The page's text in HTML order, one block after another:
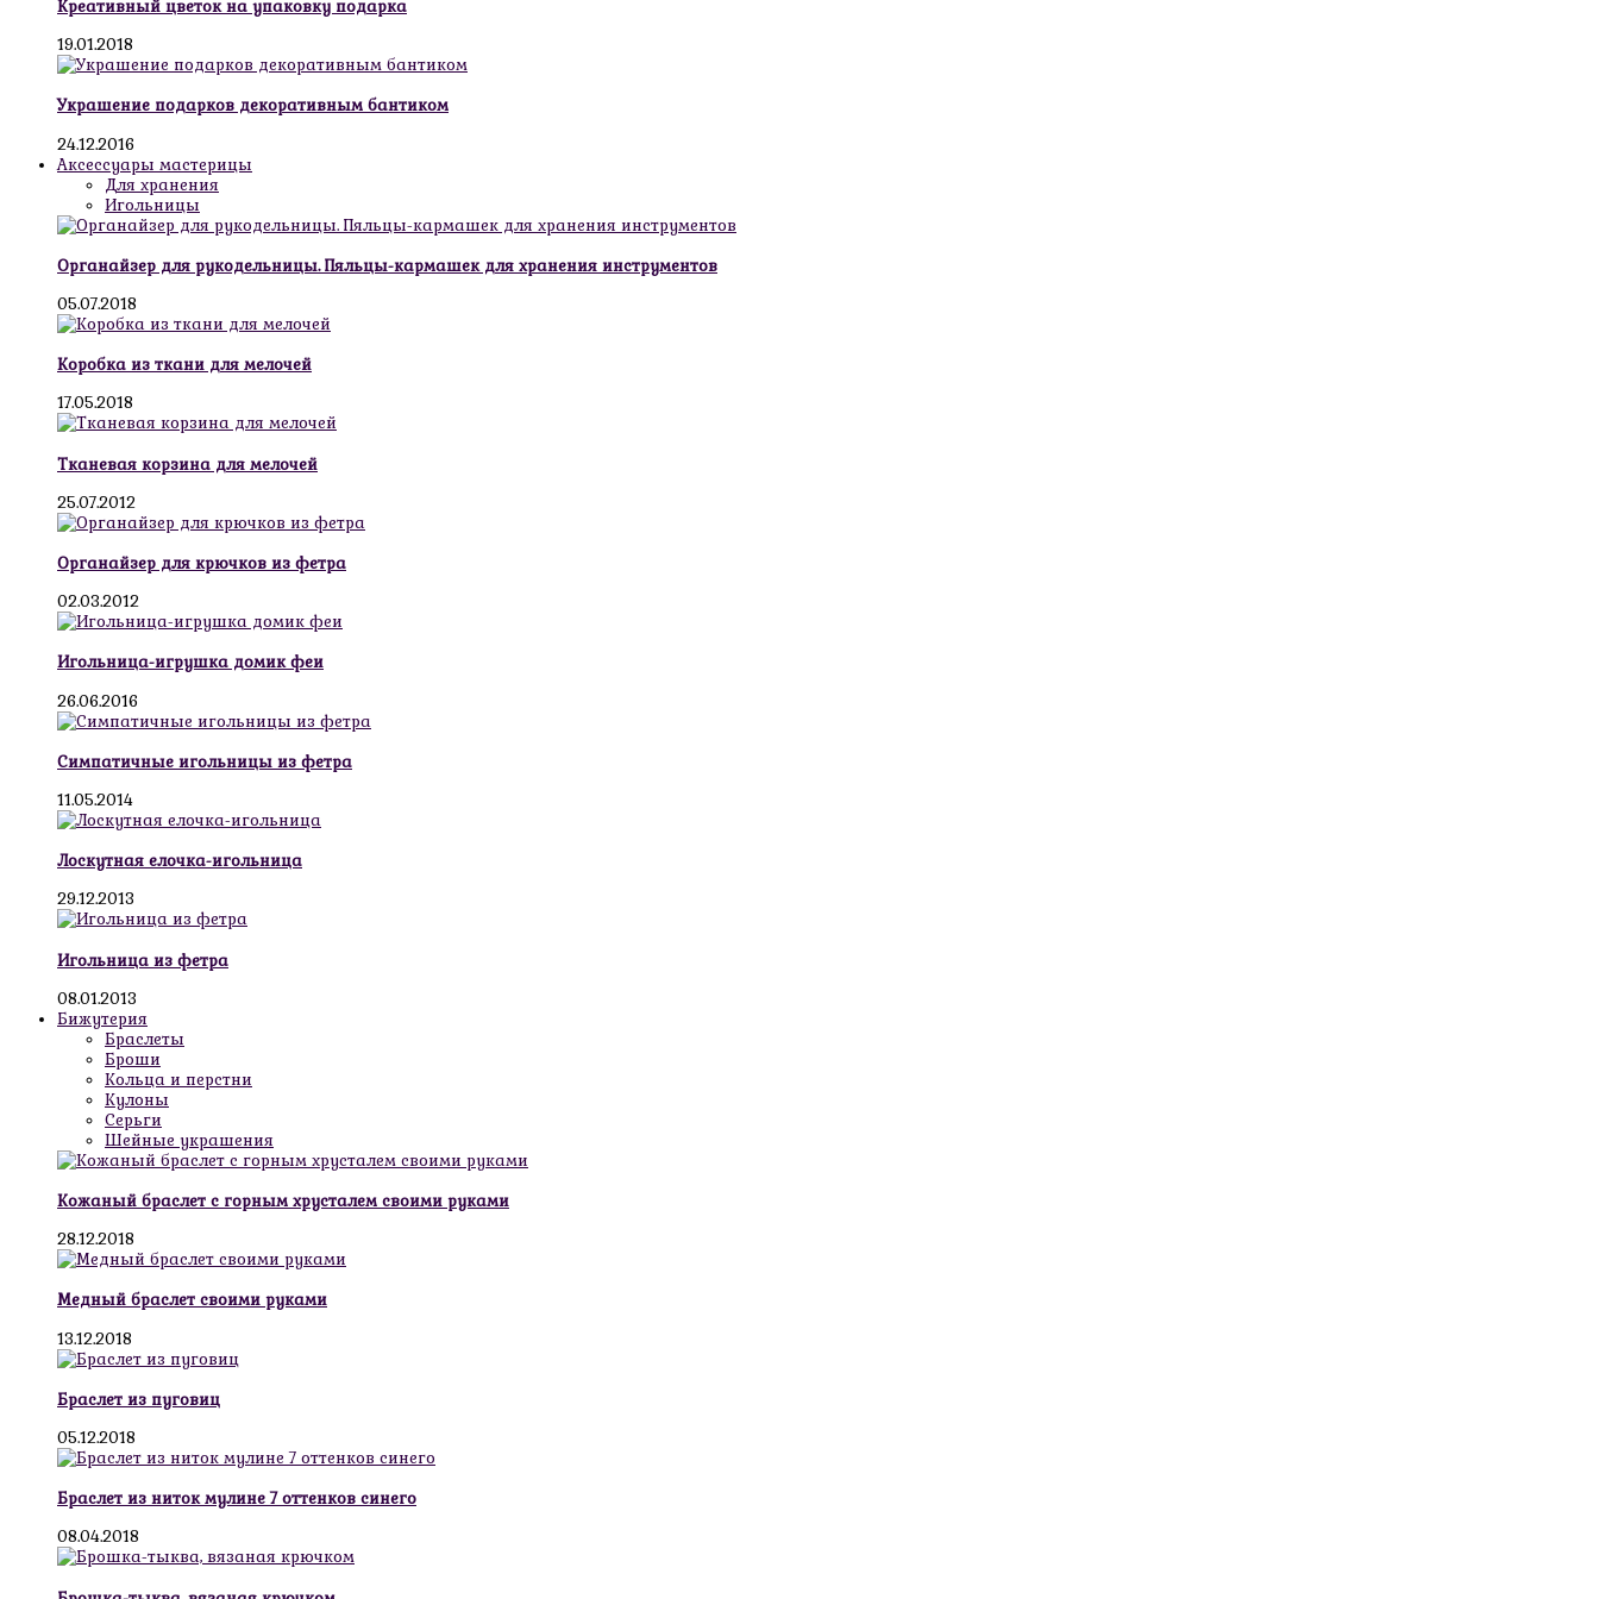
Креативный цветок на упаковку подарка
19.01.2018
Украшение подарков декоративным бантиком
24.12.2016
Аксессуары мастерицы
Для хранения
Игольницы
Органайзер для рукодельницы. Пяльцы-кармашек для хранения инструментов
05.07.2018
Коробка из ткани для мелочей
17.05.2018
Тканевая корзина для мелочей
25.07.2012
Органайзер для крючков из фетра
02.03.2012
Игольница-игрушка домик феи
26.06.2016
Симпатичные игольницы из фетра
11.05.2014
Лоскутная елочка-игольница
29.12.2013
Игольница из фетра
08.01.2013
Бижутерия
Браслеты
Броши
Кольца и перстни
Кулоны
Серьги
Шейные украшения
Кожаный браслет с горным хрусталем своими руками
28.12.2018
Медный браслет своими руками
13.12.2018
Браслет из пуговиц
05.12.2018
Браслет из ниток мулине 7 оттенков синего
08.04.2018